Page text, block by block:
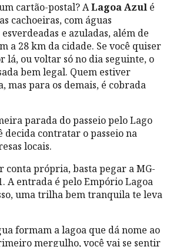
cartão-postal? ALagoa Azul é
cachoeiras, com águas
e azuladas, além de
a 28 km da cidade. Se você quiser
lá, ou voltar só no dia seguinte, o
bem legal. Quem estiver
mas para os demais, é cobrada
parada do passeio pelo Lago
decida contratar o passeio na
locais.
conta própria, basta pegar a MG-
A entrada é pelo Empório Lagoa
uma trilha bem tranquila te leva
formam a lagoa que dá nome ao
mergulho, você vai se sentir